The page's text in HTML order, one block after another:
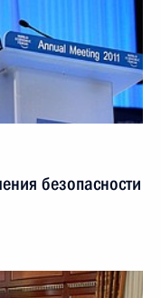
безопасности